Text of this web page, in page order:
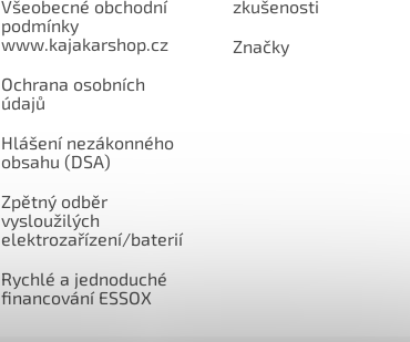
Všeobecné obchodní
podmínky
www.kajakarshop.cz
Ochrana osobních
údajů
Hlášení nezákonného
obsahu (DSA)
Zpětný odběr
vysloužilých
elektrozařízení/baterií
Rychlé a jednoduché
financování ESSOX
zkušenosti
Značky